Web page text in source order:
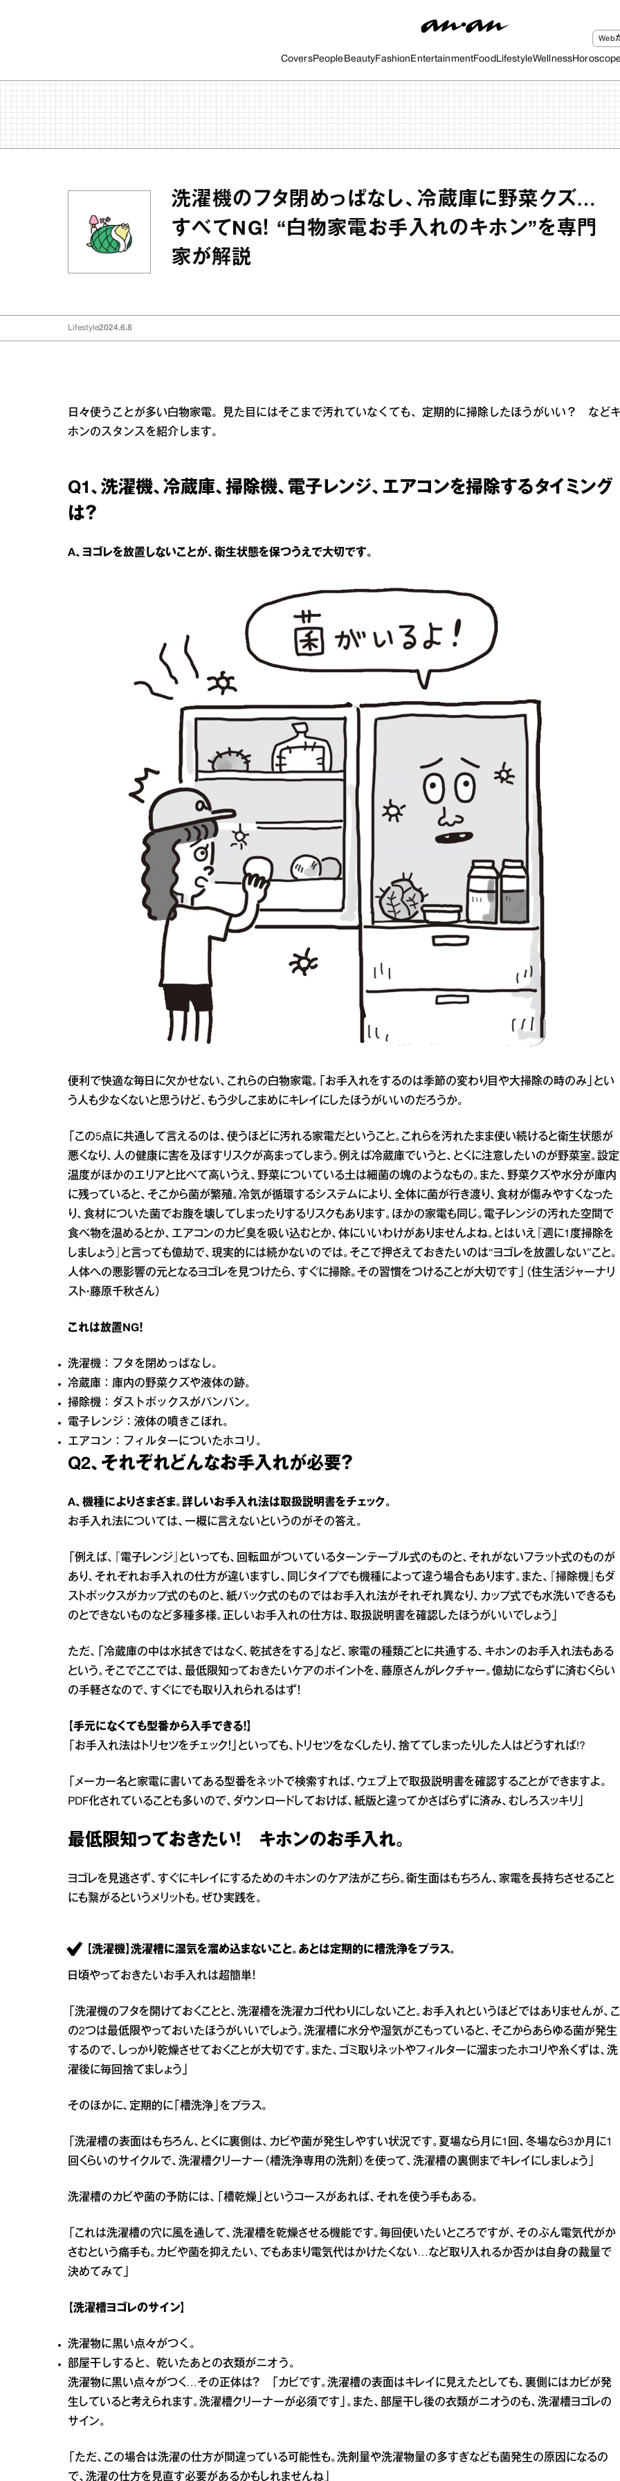
CoversPeople BeautyFashion EntertainmentFood LifestyleWellness
Web
洗濯機のフタ閉めっぱなし、冷蔵庫に野菜クズ…
すべてNG！ “白物家電お手入れのキホン”を専門
家が解説
Lifestyle2024.6.8
日々使うことが多い白物家電。見た目にはそこまで汚れていなくても、定期的に掃除したほうがいい？ など
ホンのスタンスを紹介します。
Q1、洗濯機、冷蔵庫、掃除機、電子レンジ、エアコンを掃除するタイミング
は？
A、ヨゴレを放置しないことが、衛生状態を保つうえで大切です。
便利で快適な毎日に欠かせない、これらの白物家電。「お手入れをするのは季節の変わり目や大掃除の時のみ」とい
う人も少なくないと思うけど、もう少しこまめにキレイにしたほうがいいのだろうか。
「この5点に共通して言えるのは、使うほどに汚れる家電だということ。これらを汚れたまま使い続けると衛生状態が
悪くなり、人の健康に害を及ぼすリスクが高まってしまう。例えば冷蔵庫でいうと、とくに注意したいのが野菜室。設定
温度がほかのエリアと比べて高いうえ、野菜についている土は細菌の塊のようなもの。また、野菜クズや水分が庫内
に残っていると、そこから菌が繁殖。冷気が循環するシステムにより、全体に菌が行き渡り、食材が傷みやすくなった
り、食材についた菌でお腹を壊してしまったりするリスクもあります。ほかの家電も同じ。電子レンジの汚れた空間で
食べ物を温めるとか、エアコンのカビ臭を吸い込むとか、体にいいわけがありませんよね。とはいえ『週に1度掃除を
しましょう』と言っても億劫で、現実的には続かないのでは。そこで押さえておきたいのは“ヨゴレを放置しない”こと。
人体への悪影響の元となるヨゴレを見つけたら、すぐに掃除。その習慣をつけることが大切です」（住生活ジャーナリ
スト・藤原千秋さん）
これは放置NG！
洗濯機：フタを閉めっぱなし。
冷蔵庫：庫内の野菜クズや液体の跡。
掃除機：ダストボックスがパンパン。
電子レンジ：液体の噴きこぼれ。
エアコン：フィルターについたホコリ。
Q2、それぞれどんなお手入れが必要？
A、機種によりさまざま。詳しいお手入れ法は取扱説明書をチェック。
お手入れ法については、一概に言えないというのがその答え。
「例えば、『電子レンジ』といっても、回転皿がついているターンテーブル式のものと、それがないフラット式のものが
あり、それぞれお手入れの仕方が違いますし、同じタイプでも機種によって違う場合もあります。また、『掃除機』もダ
ストボックスがカップ式のものと、紙パック式のものではお手入れ法がそれぞれ異なり、カップ式でも水洗いできるも
のとできないものなど多種多様。正しいお手入れの仕方は、取扱説明書を確認したほうがいいでしょう」
ただ、「冷蔵庫の中は水拭きではなく、乾拭きをする」など、家電の種類ごとに共通する、キホンのお手入れ法もある
という。そこでここでは、最低限知っておきたいケアのポイントを、藤原さんがレクチャー。億劫にならずに済むくらい
の手軽さなので、すぐにでも取り入れられるはず！
【手元になくても型番から入手できる！】
「お手入れ法はトリセツをチェック！」といっても、トリセツをなくしたり、捨ててしまったりした人はどうすれば!?
「メーカー名と家電に書いてある型番をネットで検索すれば、ウェブ上で取扱説明書を確認することができますよ。
PDF化されていることも多いので、ダウンロードしておけば、紙版と違ってかさばらずに済み、むしろスッキリ」
最低限知っておきたい！ キホンのお手入れ。
ヨゴレを見逃さず、すぐにキレイにするためのキホンのケア法がこちら。衛生面はもちろん、家電を長持ちさせること
にも繋がるというメリットも。ぜひ実践を。
【洗濯機】洗濯槽に湿気を溜め込まないこと。あとは定期的に槽洗浄をプラス。
日頃やっておきたいお手入れは超簡単！
「洗濯機のフタを開けておくことと、洗濯槽を洗濯カゴ代わりにしないこと。お手入れというほどではありませんが、こ
の2つは最低限やっておいたほうがいいでしょう。洗濯槽に水分や湿気がこもっていると、そこからあらゆる菌が発生
するので、しっかり乾燥させておくことが大切です。また、ゴミ取りネットやフィルターに溜まったホコリや糸くずは、洗
濯後に毎回捨てましょう」
そのほかに、定期的に「槽洗浄」をプラス。
「洗濯槽の表面はもちろん、とくに裏側は、カビや菌が発生しやすい状況です。夏場なら月に1回、冬場なら3か月に1
回くらいのサイクルで、洗濯槽クリーナー（槽洗浄専用の洗剤）を使って、洗濯槽の裏側までキレイにしましょう」
洗濯槽のカビや菌の予防には、「槽乾燥」というコースがあれば、それを使う手もある。
「これは洗濯槽の穴に風を通して、洗濯槽を乾燥させる機能です。毎回使いたいところですが、そのぶん電気代がか
さむという痛手も。カビや菌を抑えたい、でもあまり電気代はかけたくない…など取り入れるか否かは自身の裁量で
決めてみて」
【洗濯槽ヨゴレのサイン】
洗濯物に黒い点々がつく。
部屋干しすると、乾いたあとの衣類がニオう。
洗濯物に黒い点々がつく…その正体は？ 「カビです。洗濯槽の表面はキレイに見えたとしても、裏側にはカビが発
生していると考えられます。洗濯槽クリーナーが必須です」。また、部屋干し後の衣類がニオうのも、洗濯槽ヨゴレの
サイン。
「ただ、この場合は洗濯の仕方が間違っている可能性も。洗剤量や洗濯物量の多すぎなども菌発生の原因になるの
で、洗濯の仕方を見直す必要があるかもしれませんね」